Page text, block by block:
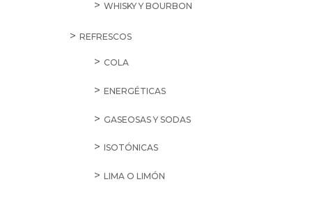
WHISKY Y BOURBON
REFRESCOS
COLA
ENERGÉTICAS
GASEOSAS Y SODAS
ISOTÓNICAS
LIMA O LIMÓN